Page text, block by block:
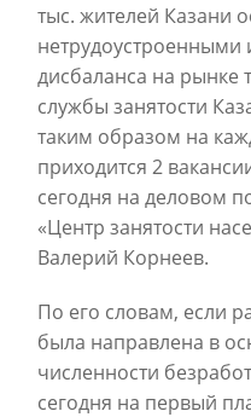
тыс. жителей Казани
нетрудоустроенными
дисбаланса на рынке
службы занятости
таким образом на
приходится 2
сегодня на деловом
«Центр занятости
Валерий Корнеев.
По его словам, если
была направлена в
численности
сегодня на первый